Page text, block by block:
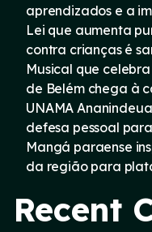
aprendizados e a
Lei que aumenta
contra crianças é
Musical que
de Belém chega à
UNAMA
defesa pessoal
Mangá paraense
da região para
Recent